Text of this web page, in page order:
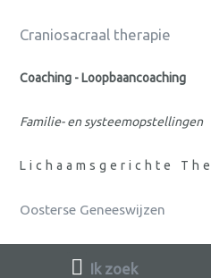
Craniosacraal therapie
Coaching - Loopbaancoaching
Familie- en systeemopstellingen
Lichaamsgerichte
Oosterse Geneeswijzen
Ik zoek